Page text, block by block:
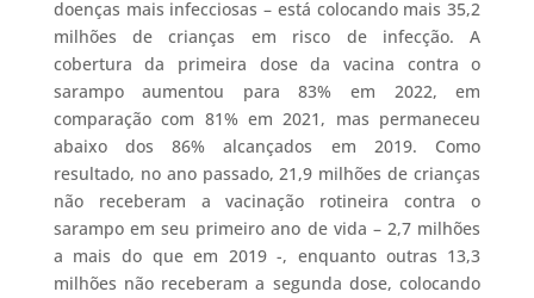
doenças mais infecciosas – está colocando mais 35,2
milhões de crianças em risco de infecção. A
cobertura da primeira dose da vacina contra o
sarampo aumentou para 83% em 2022, em
comparação com 81% em 2021, mas permaneceu
abaixo dos 86% alcançados em 2019. Como
resultado, no ano passado, 21,9 milhões de crianças
não receberam a vacinação rotineira contra o
sarampo em seu primeiro ano de vida – 2,7 milhões
a mais do que em 2019 -, enquanto outras 13,3
milhões não receberam a segunda dose, colocando